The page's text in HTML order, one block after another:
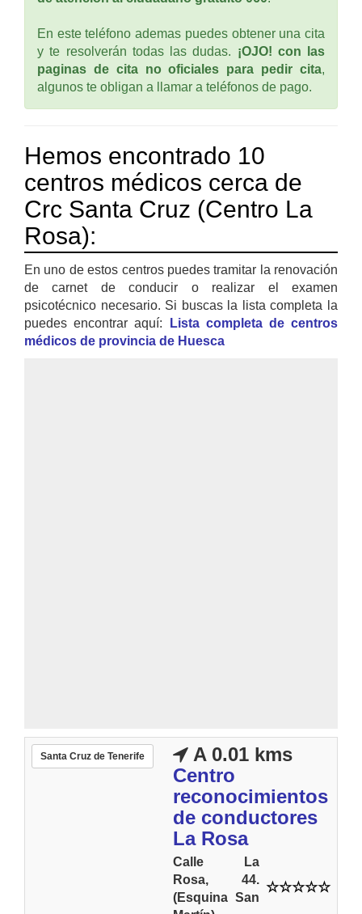
En este teléfono ademas puedes obtener una cita
y te resolverán todas las dudas. ¡OJO! con las
paginas de cita no oficiales para pedir cita,
algunos te obligan a llamar a teléfonos de pago.
Hemos encontrado 10
centros médicos cerca de
Crc Santa Cruz (Centro La
Rosa):
En uno de estos centros puedes tramitar la renovación
de carnet de conducir o realizar el examen
psicotécnico necesario. Si buscas la lista completa la
puedes encontrar aquí:
Lista completa de centros
médicos de provincia de Huesca
Santa Cruz de Tenerife
A 0.01 kms
Centro
reconocimientos
de conductores
La Rosa
Calle La
Rosa, 44.
(Esquina San